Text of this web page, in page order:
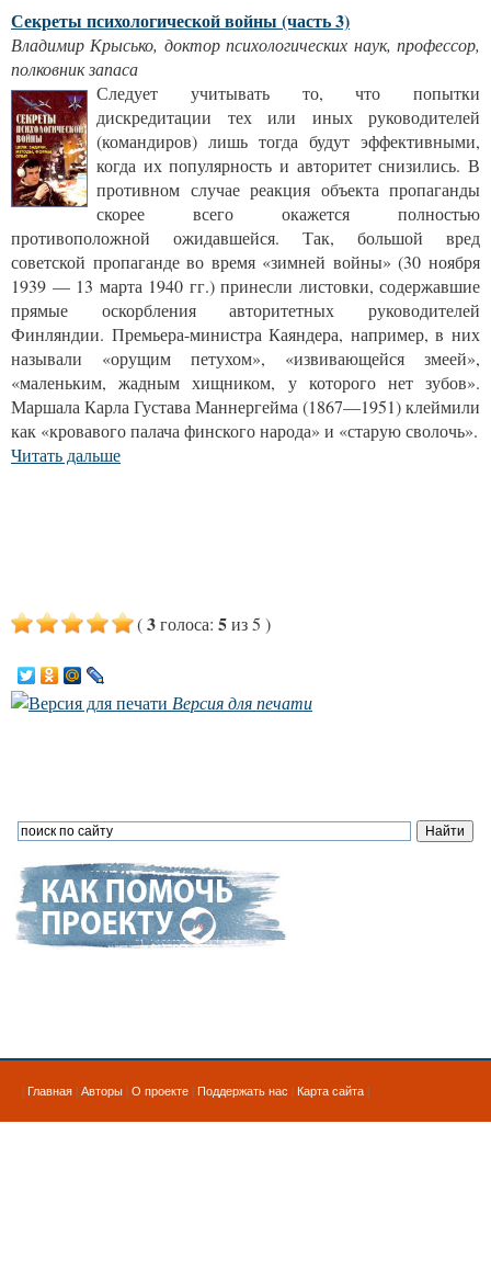
Секреты психологической войны (часть 3)
Владимир Крысько, доктор психологических наук, профессор,
полковник запаса
Следует учитывать то, что попытки
дискредитации тех или иных руководителей
(командиров) лишь тогда будут эффективными,
когда их популярность и авторитет снизились. В
противном случае реакция объекта пропаганды
скорее всего окажется полностью
противоположной ожидавшейся. Так, большой вред
советской пропаганде во время «зимней войны» (30 ноября
1939 — 13 марта 1940 гг.) принесли листовки, содержавшие
прямые оскорбления авторитетных руководителей
Финляндии. Премьера-министра Каяндера, например, в них
называли «орущим петухом», «извивающейся змеей»,
«маленьким, жадным хищником, у которого нет зубов».
Маршала Карла Густава Маннергейма (1867—1951) клеймили
как «кровавого палача финского народа» и «старую сволочь».
Читать дальше
(3голоса: 5из 5 )
Версия для печати
| Главная | Авторы | О проекте | Поддержать нас | Карта сайта |